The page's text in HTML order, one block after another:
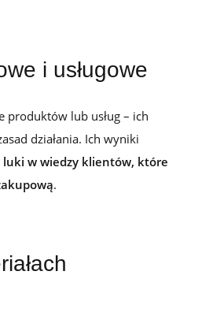
i usługowe
produktów lub usług – ich
działania. Ich wyniki
w wiedzy klientów, które
.